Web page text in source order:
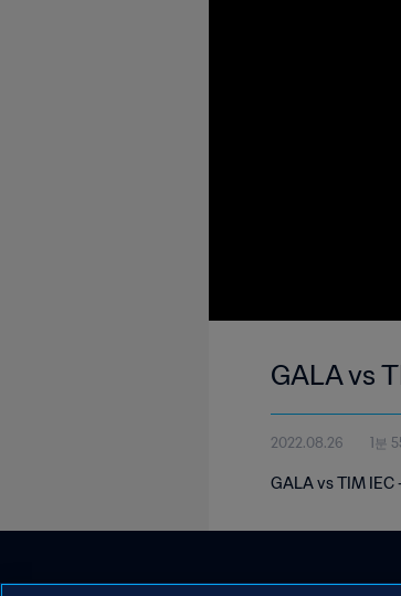
GALA vs
2022.08.26 1분
GALA vs TIM